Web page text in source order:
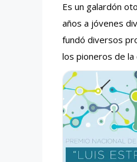
Es un galardón
años a jóvenes
fundó diversos
los pioneros de la